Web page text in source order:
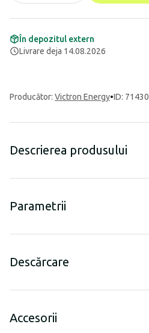
În depozitul extern
Livrare deja 14.08.2026
Producător: Victron Energy•ID: 71430
Descrierea produsului
Parametrii
Descărcare
Accesorii